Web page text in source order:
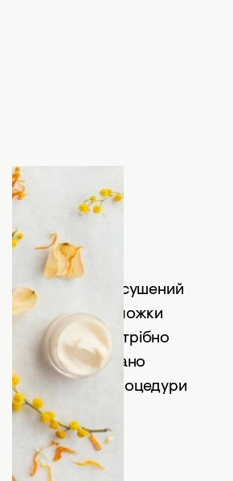
фенхелю, олія, сушений
3 чайні ложки
Цю суміш потрібно
ложки олії, бажано
скраб. Після процедури